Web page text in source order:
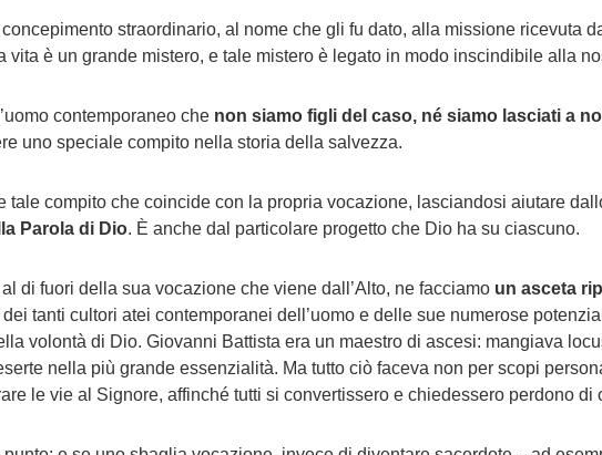
straordinario, al nome che gli fu dato, alla missione ricevuta
vita è un grande mistero, e tale mistero è legato in modo inscindibile alla
contemporaneo che non siamo figli del caso, né siamo lasciati a
uno speciale compito nella storia della salvezza.
tale compito che coincide con la propria vocazione, lasciandosi aiutare
Parola di Dio. È anche dal particolare progetto che Dio ha su ciascuno.
di fuori della sua vocazione che viene dall’Alto, ne facciamo un asceta
dei tanti cultori atei contemporanei dell’uomo e delle sue numerose
volontà di Dio. Giovanni Battista era un maestro di ascesi: mangiava
nella più grande essenzialità. Ma tutto ciò faceva non per scopi
le vie al Signore, affinché tutti si convertissero e chiedessero perdono di